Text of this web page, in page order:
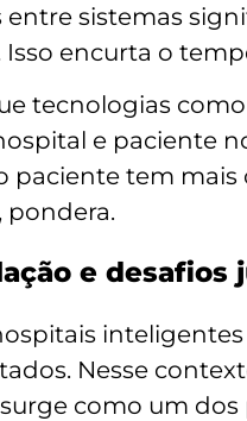
entre sistemas
Isso encurta o
tecnologias como
e paciente
paciente tem
pondera.
e desafios
Nesse
surge como um